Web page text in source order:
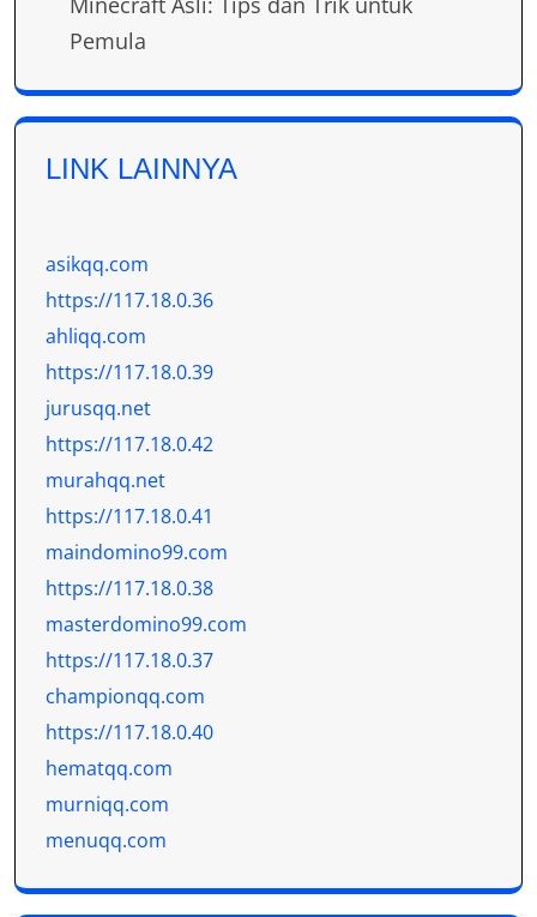
Pemula
LINK LAINNYA
asikqq.com
https://117.18.0.36
ahliqq.com
https://117.18.0.39
jurusqq.net
https://117.18.0.42
murahqq.net
https://117.18.0.41
maindomino99.com
https://117.18.0.38
masterdomino99.com
https://117.18.0.37
championqq.com
https://117.18.0.40
hematqq.com
murniqq.com
menuqq.com